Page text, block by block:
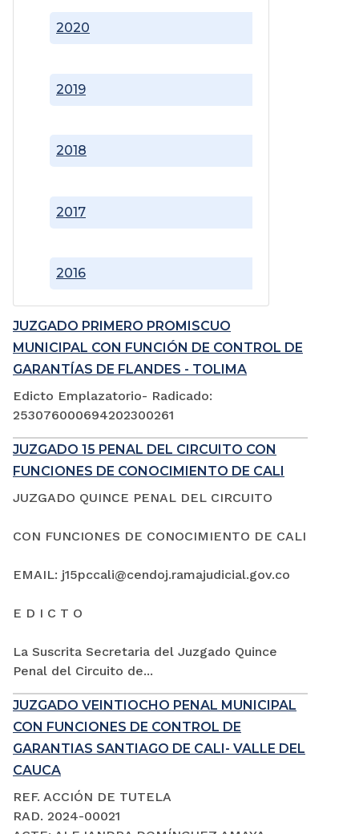
2016
2017
2018
2019
2020
JUZGADO PRIMERO PROMISCUO
MUNICIPAL CON FUNCIÓN DE CONTROL DE
GARANTÍAS DE FLANDES - TOLIMA
Edicto Emplazatorio- Radicado:
253076000694202300261
JUZGADO 15 PENAL DEL CIRCUITO CON
FUNCIONES DE CONOCIMIENTO DE CALI
JUZGADO QUINCE PENAL DEL CIRCUITO
CON FUNCIONES DE CONOCIMIENTO DE CALI
EMAIL: j15pccali@cendoj.ramajudicial.gov.co
E D I C T O
La Suscrita Secretaria del Juzgado Quince
Penal del Circuito de...
JUZGADO VEINTIOCHO PENAL MUNICIPAL
CON FUNCIONES DE CONTROL DE
GARANTIAS SANTIAGO DE CALI- VALLE DEL
CAUCA
REF. ACCIÓN DE TUTELA
RAD. 2024-00021